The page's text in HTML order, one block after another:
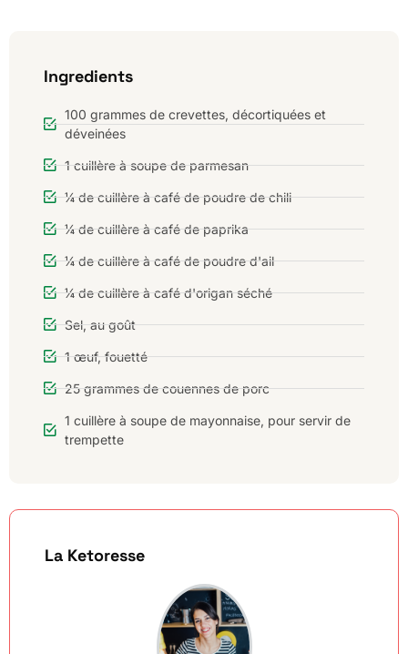
Ingredients
100 grammes de crevettes, décortiquées et
déveinées
1 cuillère à soupe de parmesan
¼ de cuillère à café de poudre de chili
¼ de cuillère à café de paprika
¼ de cuillère à café de poudre d'ail
¼ de cuillère à café d'origan séché
Sel, au goût
1 œuf, fouetté
25 grammes de couennes de porc
1 cuillère à soupe de mayonnaise, pour servir de
trempette
La Ketoresse